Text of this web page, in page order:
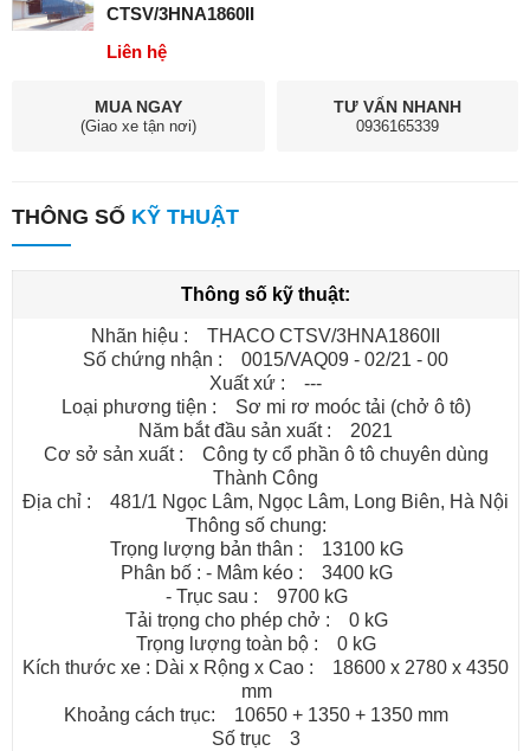
CTSV/3HNA1860II
Liên hệ
MUA NGAY
(Giao xe tận nơi)
TƯ VẤN NHANH
0936165339
THÔNG SỐ KỸ THUẬT
Thông số kỹ thuật:
Nhãn hiệu : THACO CTSV/3HNA1860II
Số chứng nhận : 0015/VAQ09 - 02/21 - 00
Xuất xứ : ---
Loại phương tiện : Sơ mi rơ moóc tải (chở ô tô)
Năm bắt đầu sản xuất : 2021
Cơ sở sản xuất : Công ty cổ phần ô tô chuyên dùng
Thành Công
Địa chỉ : 481/1 Ngọc Lâm, Ngọc Lâm, Long Biên, Hà Nội
Thông số chung:
Trọng lượng bản thân : 13100 kG
Phân bố : - Mâm kéo : 3400 kG
- Trục sau : 9700 kG
Tải trọng cho phép chở : 0 kG
Trọng lượng toàn bộ : 0 kG
Kích thước xe : Dài x Rộng x Cao : 18600 x 2780 x 4350
mm
Khoảng cách trục: 10650 + 1350 + 1350 mm
Số trục 3